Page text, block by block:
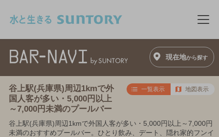
メ
現在地から探す
谷上駅(兵庫県)周辺1kmで外
国人客が多い・5,000円以上
～7,000円未満のプールバー
一覧表示 地図表示
谷上駅(兵庫県)周辺1kmで外国人客が多い・5,000円以上～7,000円
未満のおすすめプールバー。ひとり飲み、デート、隠れ家的フンイ